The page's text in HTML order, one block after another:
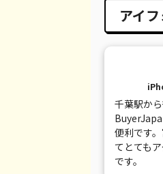
iPhone
iPhone 8
iPhone
iPhone 7
アイ
千葉駅か
便利です
てとても
です。